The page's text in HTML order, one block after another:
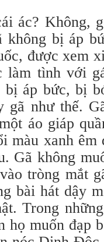
ác? Không,
không bị áp
được xem
làm tình với
bị áp bức, bị
như thế.
áo giáp
màu xanh êm
Gã không
tròng mắt
bài hát dậy
Trong
họ muốn đạp